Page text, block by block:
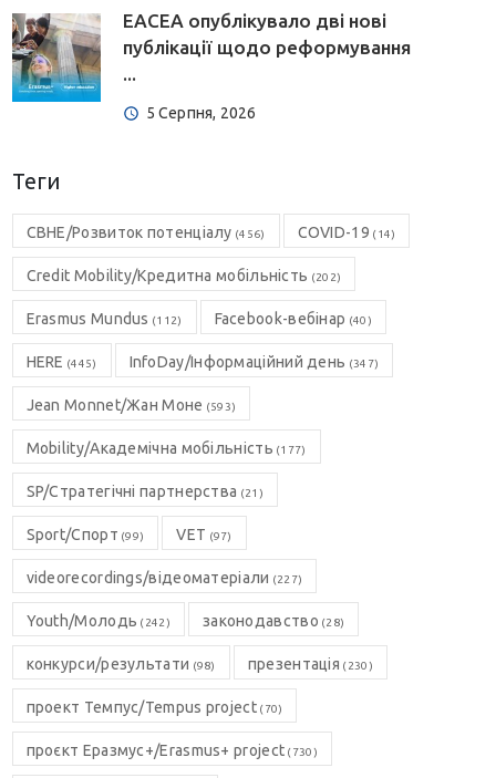
EACEA опублікувало дві нові
публікації щодо реформування
...
5 Серпня, 2026
Теги
CBHE/Розвиток потенціалу (456) COVID-19 (14)
Credit Mobility/Кредитна мобільність (202)
Erasmus Mundus (112) Facebook-вебінар (40)
HERE (445) InfoDay/Інформаційний день (347)
Jean Monnet/Жан Моне (593)
Mobility/Академічна мобільність (177)
SP/Стратегічні партнерства (21)
Sport/Спорт (99) VET (97)
videorecordings/відеоматеріали (227)
Youth/Молодь (242) законодавство (28)
конкурси/результати (98) презентація (230)
проект Темпус/Tempus project(70)
проєкт Еразмус+/Erasmus+ project (730)